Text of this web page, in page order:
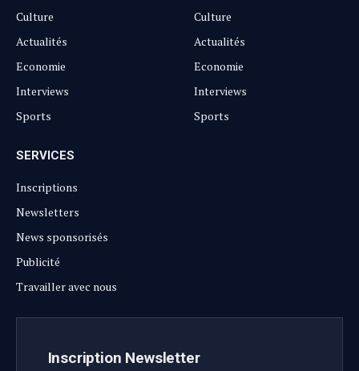
Culture
Actualités
Economie
Interviews
Sports
Culture
Actualités
Economie
Interviews
Sports
SERVICES
Inscriptions
Newsletters
News sponsorisés
Publicité
Travailler avec nous
Inscription Newsletter